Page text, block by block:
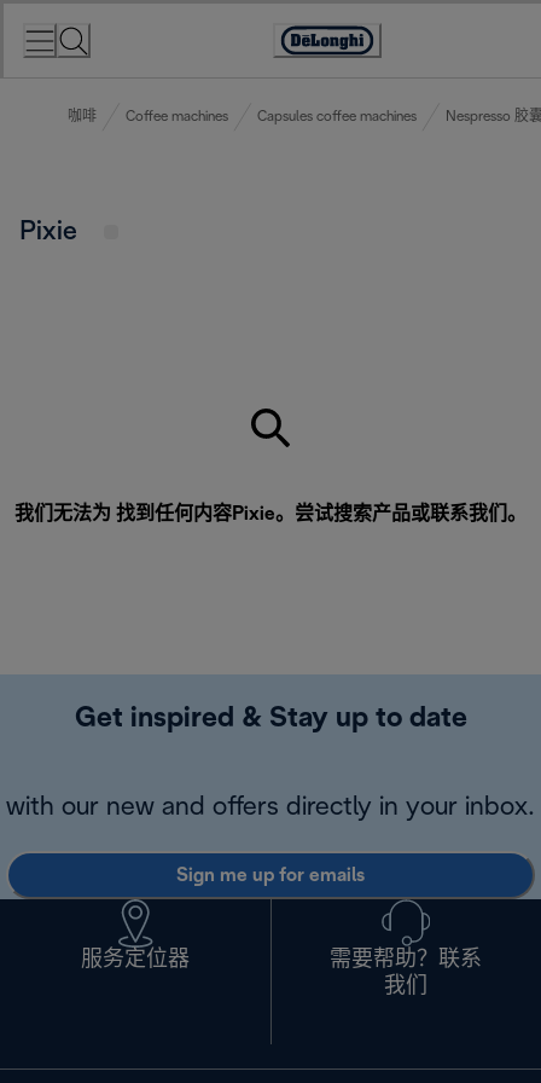
Accessibility
咖啡 Coffee machines Capsules coffee machines Nespresso 胶
Pixie
我们无法为 找到任何内容Pixie。尝试搜索产品或联系我们 。
Get inspired & Stay up to date
with our new and offers directly in your inbox.
Sign me up for emails
服务定位器
需要帮助？联系
我们